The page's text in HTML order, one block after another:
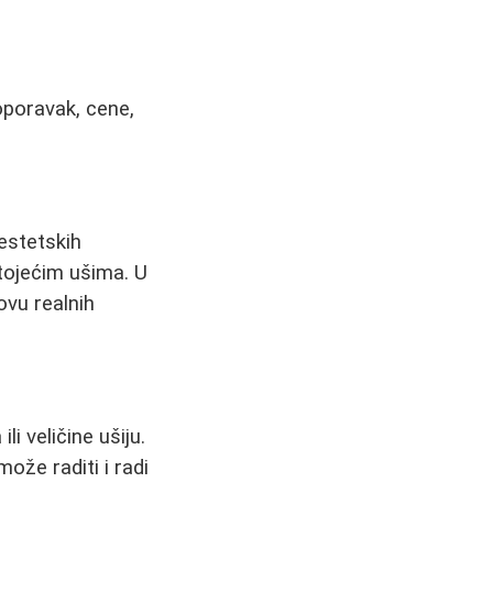
cene,
ušima. U
realnih
veličine ušiju.
raditi i radi